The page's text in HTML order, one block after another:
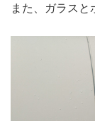
また、ガラス